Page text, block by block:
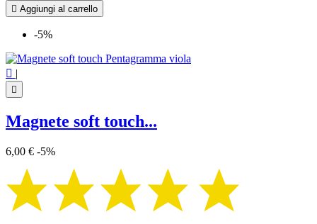
 Aggiungi al carrello
-5%
 |

Magnete soft touch...
6,00 € -5%